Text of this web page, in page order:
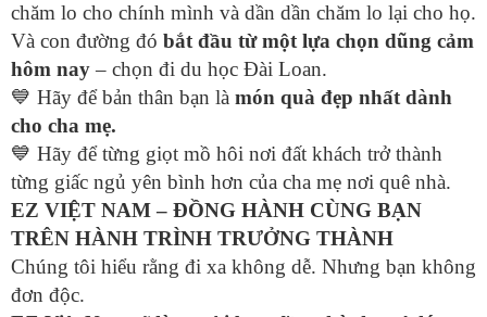
chăm lo cho chính mình và dần dần chăm lo lại cho họ.
Và con đường đó bắt đầu từ một lựa chọn dũng cảm
hôm nay– chọn đi du học Đài Loan.
💙 Hãy để bản thân bạn là món quà đẹp nhất dành
cho cha mẹ.
💙 Hãy để từng giọt mồ hôi nơi đất khách trở thành
từng giấc ngủ yên bình hơn của cha mẹ nơi quê nhà.
EZ VIỆT NAM – ĐỒNG HÀNH CÙNG BẠN
TRÊN HÀNH TRÌNH TRƯỞNG THÀNH
Chúng tôi hiểu rằng đi xa không dễ. Nhưng bạn không
đơn độc.